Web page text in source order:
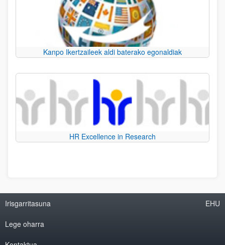
Kanpo Ikertzaileek aldi baterako egonaldiak
HR Excellence in Research
Irisgarritasuna
Lege oharra
EHU